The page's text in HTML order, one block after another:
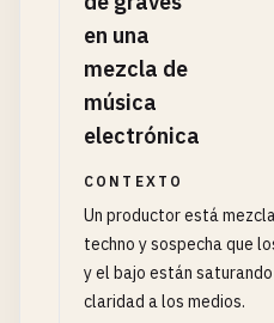
en una
mezcla de
música
electrónica
CONTEXTO
Un productor está
techno y sospecha que
y el bajo están
claridad a los medios.